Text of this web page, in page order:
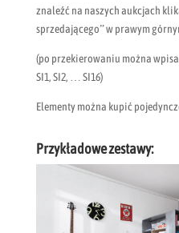
znaleźć na naszych aukcjach
sprzedającego” w prawym
(po przekierowaniu można
SI1, SI2, … SI16)
Elementy można kupić
Przykładowe zestawy: